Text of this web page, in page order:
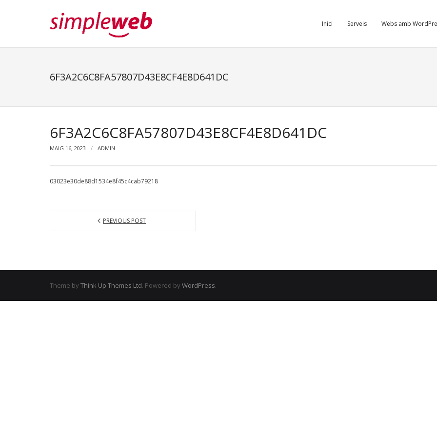
Inici Serveis Webs amb
6F3A2C6C8FA57807D43E8CF4E8D641DC
6F3A2C6C8FA57807D43E8CF4E8D641DC
MAIG 16, 2023 ADMIN
03023e30de88d1534e8f45c4cab79218
PREVIOUS POST
Theme by Think Up Themes Ltd. Powered by WordPress.